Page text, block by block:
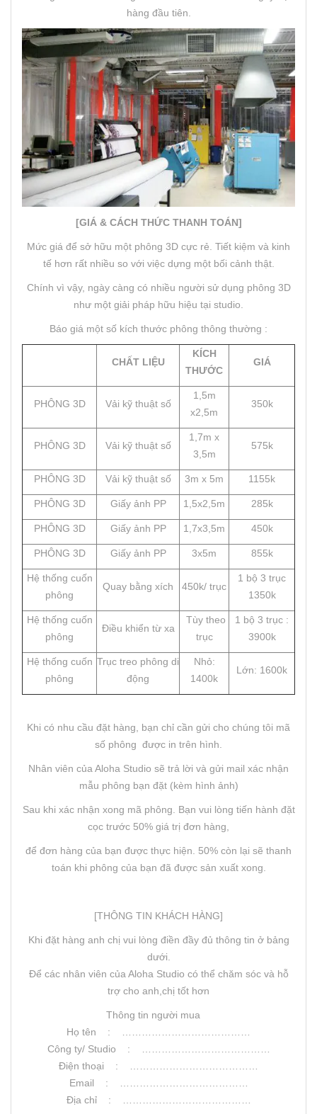
hàng đầu tiên.
[GIÁ & CÁCH THỨC THANH TOÁN]
Mức giá để sở hữu một phông 3D cực rẻ. Tiết kiệm và kinh
tế hơn rất nhiều so với việc dựng một bối cảnh thật.
Chính vì vậy, ngày càng có nhiều người sử dụng phông 3D
như một giải pháp hữu hiệu tại studio.
Báo giá một số kích thước phông thông thường :
CHẤT LIỆU
KÍCH
THƯỚC
GIÁ
PHÔNG 3D Vải kỹ thuật số
1,5m
x2,5m
350k
PHÔNG 3D Vải kỹ thuật số
1,7m x
3,5m
575k
PHÔNG 3D Vải kỹ thuật số 3m x 5m 1155k
PHÔNG 3D Giấy ảnh PP 1,5x2,5m 285k
PHÔNG 3D Giấy ảnh PP 1,7x3,5m 450k
PHÔNG 3D Giấy ảnh PP 3x5m 855k
Hệ thống cuốn
phông
Quay bằng xích 450k/ trục
1 bộ 3 trục
1350k
Hệ thống cuốn
phông
Điều khiển từ xa
Tùy theo
trục
1 bộ 3 trục :
3900k
Hệ thống cuốn
phông
Trục treo phông di
động
Nhỏ:
1400k
Lớn: 1600k
Khi có nhu cầu đặt hàng, bạn chỉ cần gửi cho chúng tôi mã
số phông được in trên hình.
Nhân viên của Aloha Studio sẽ trả lời và gửi mail xác nhận
mẫu phông bạn đặt (kèm hình ảnh)
Sau khi xác nhận xong mã phông. Bạn vui lòng tiến hành đặt
cọc trước 50% giá trị đơn hàng,
để đơn hàng của bạn được thực hiện. 50% còn lại sẽ thanh
toán khi phông của bạn đã được sản xuất xong.
[THÔNG TIN KHÁCH HÀNG]
Khi đặt hàng anh chị vui lòng điền đầy đủ thông tin ở bảng
dưới.
Để các nhân viên của Aloha Studio có thể chăm sóc và hỗ
trợ cho anh,chị tốt hơn
Thông tin người mua
Họ tên : …………………………………
Công ty/ Studio : …………………………………
Điện thoại : …………………………………
Email : …………………………………
Địa chỉ : …………………………………